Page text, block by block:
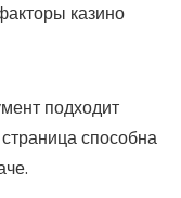
казино
подходит
способна